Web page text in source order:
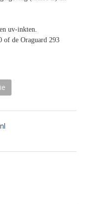
uv-inkten.
of de Oraguard 293